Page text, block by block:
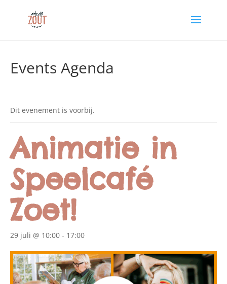
Events Agenda
Dit evenement is voorbij.
Animatie in
Speelcafé
Zoet!
29 juli @ 10:00 - 17:00